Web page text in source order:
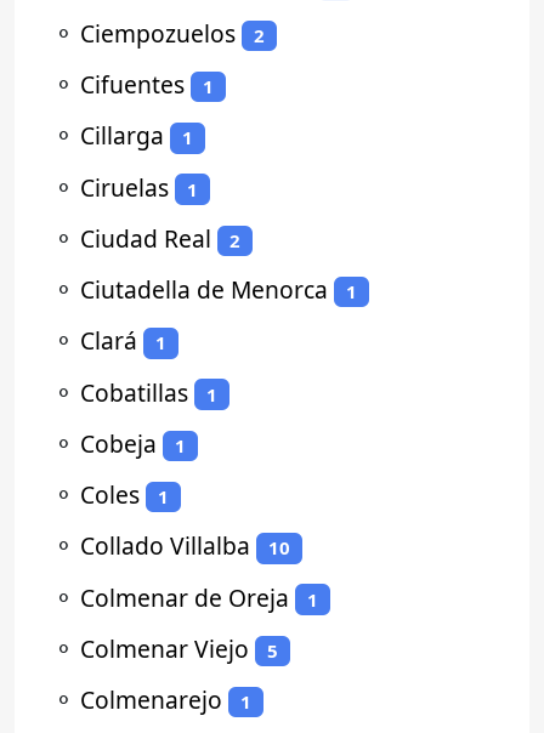
⚬ Ciempozuelos 2
⚬ Cifuentes 1
⚬ Cillarga 1
⚬ Ciruelas 1
⚬ Ciudad Real 2
⚬ Ciutadella de Menorca 1
⚬ Clará 1
⚬ Cobatillas 1
⚬ Cobeja 1
⚬ Coles 1
⚬ Collado Villalba 10
⚬ Colmenar de Oreja 1
⚬ Colmenar Viejo 5
⚬ Colmenarejo 1